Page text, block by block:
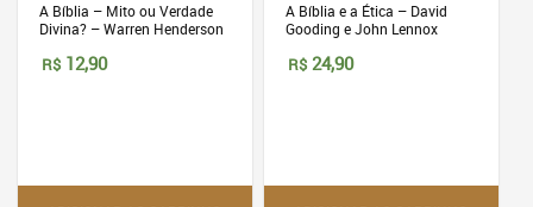
A Bíblia – Mito ou Verdade
Divina? – Warren Henderson
R$ 12,90
A Bíblia e a Ética – David
Gooding e John Lennox
R$ 24,90